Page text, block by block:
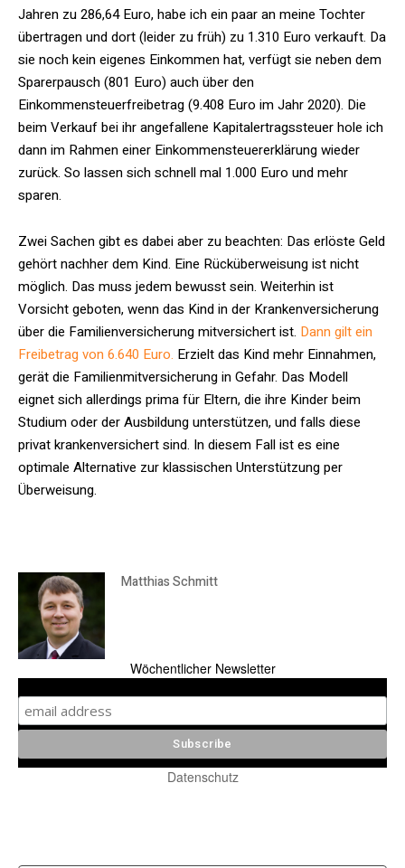
Jahren zu 286,64 Euro, habe ich ein paar an meine Tochter
übertragen und dort (leider zu früh) zu 1.310 Euro verkauft. Da
sie noch kein eigenes Einkommen hat, verfügt sie neben dem
Sparerpausch (801 Euro) auch über den
Einkommensteuerfreibetrag (9.408 Euro im Jahr 2020). Die
beim Verkauf bei ihr angefallene Kapitalertragssteuer hole ich
dann im Rahmen einer Einkommensteuererklärung wieder
zurück. So lassen sich schnell mal 1.000 Euro und mehr
sparen.
Zwei Sachen gibt es dabei aber zu beachten: Das erlöste Geld
gehört nachher dem Kind. Eine Rücküberweisung ist nicht
möglich. Das muss jedem bewusst sein. Weiterhin ist
Vorsicht geboten, wenn das Kind in der Krankenversicherung
über die Familienversicherung mitversichert ist. Dann gilt ein
Freibetrag von 6.640 Euro. Erzielt das Kind mehr Einnahmen,
gerät die Familienmitversicherung in Gefahr. Das Modell
eignet sich allerdings prima für Eltern, die ihre Kinder beim
Studium oder der Ausbildung unterstützen, und falls diese
privat krankenversichert sind. In diesem Fall ist es eine
optimale Alternative zur klassischen Unterstützung per
Überweisung.
Matthias Schmitt
Wöchentlicher Newsletter
Datenschutz